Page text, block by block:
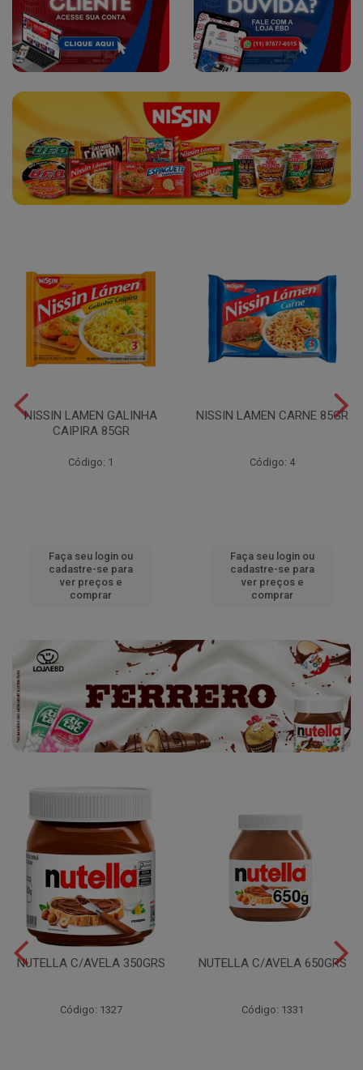
NISSIN LAMEN GALINHA
CAIPIRA 85GR
Código: 1
Faça seu login ou
cadastre-se para
ver preços e
comprar
NISSIN LAMEN CARNE 85GR
Código: 4
Faça seu login ou
cadastre-se para
ver preços e
comprar
NUTELLA C/AVELA 350GRS
Código: 1327
NUTELLA C/AVELA 650GRS
Código: 1331